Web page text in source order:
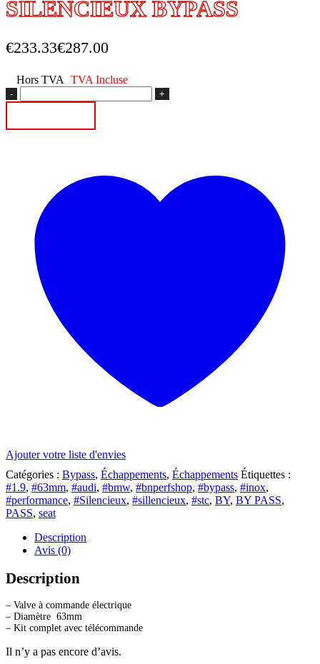
SILENCIEUX BYPASS
€233.33€287.00
Hors TVA
TVA Incluse
de
BYPASS
Ajouter votre liste d'envies
Catégories : Bypass, Échappements, Échappements Étiquettes :
#1.9, #63mm, #audi, #bmw, #bnperfshop, #bypass, #inox,
#performance, #Silencieux, #sillencieux, #stc, BY, BY PASS,
PASS, seat
Description
Avis (0)
Description
– Valve à commande électrique
– Diamètre 63mm
– Kit complet avec télécommande
Il n’y a pas encore d’avis.